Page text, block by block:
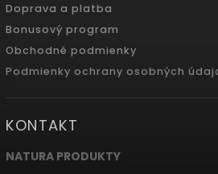
Doprava a platba
Bonusový program
Obchodné podmienky
Podmienky ochrany osobných
KONTAKT
NATURA PRODUKTY